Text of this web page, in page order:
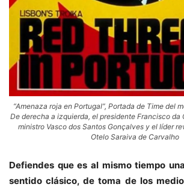
“Amenaza roja en Portugal”, Portada de Time del
De derecha a izquierda, el presidente Francisco da
ministro Vasco dos Santos Gonçalves y el líder
Otelo Saraiva de Carvalho
Defiendes que es al mismo tiempo
sentido clásico, de toma de los